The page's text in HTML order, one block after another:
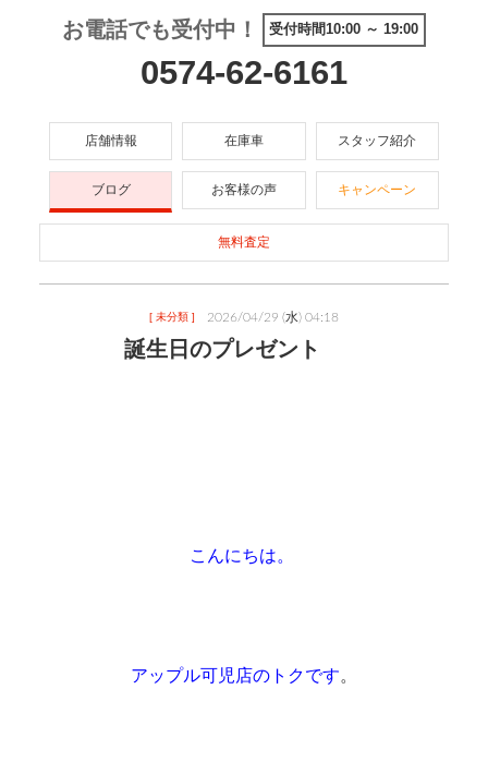
お電話でも受付中！ 受付時間10:00 ～ 19:00
0574-62-6161
店舗情報 在庫車 スタッフ紹介
ブログ お客様の声 キャンペーン
無料査定
[ 未分類 ] 2026/04/29 (水) 04:18
誕生日のプレゼント
こんにちは。
アップル可児店のトクです。